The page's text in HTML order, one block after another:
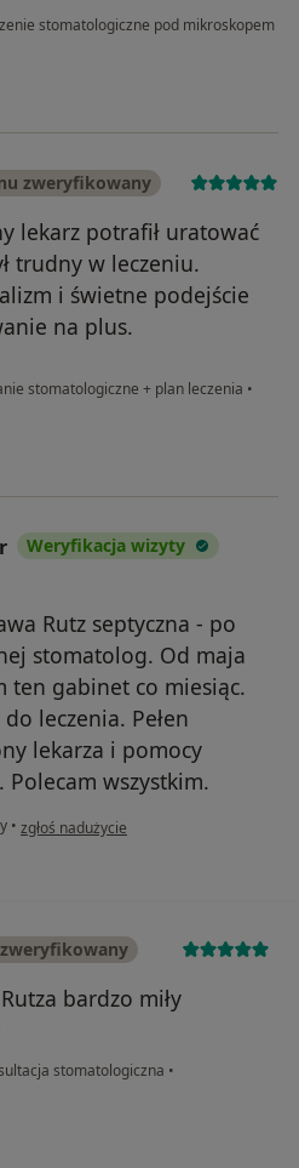
stomatologiczne pod mikroskopem
zweryfikowany
lekarz potrafił uratować
trudny w leczeniu.
i świetne podejście
na plus.
stomatologiczne + plan leczenia •
Weryfikacja wizyty
Rutz septyczna - po
stomatolog. Od maja
ten gabinet co miesiąc.
leczenia. Pełen
lekarza i pomocy
wszystkim.
• w opinii użytkownika Aleksandra Sznajder
zgłoś nadużycie
bardzo miły
stomatologiczna •